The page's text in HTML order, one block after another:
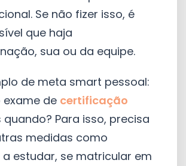
Se não fizer isso, é
que haja
sua ou da equipe.
de meta smart pessoal:
exame de certificação
quando? Para isso, precisa
medidas como
estudar, se matricular em